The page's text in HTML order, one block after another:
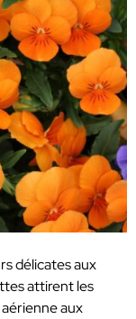
délicates aux
attirent les
aux